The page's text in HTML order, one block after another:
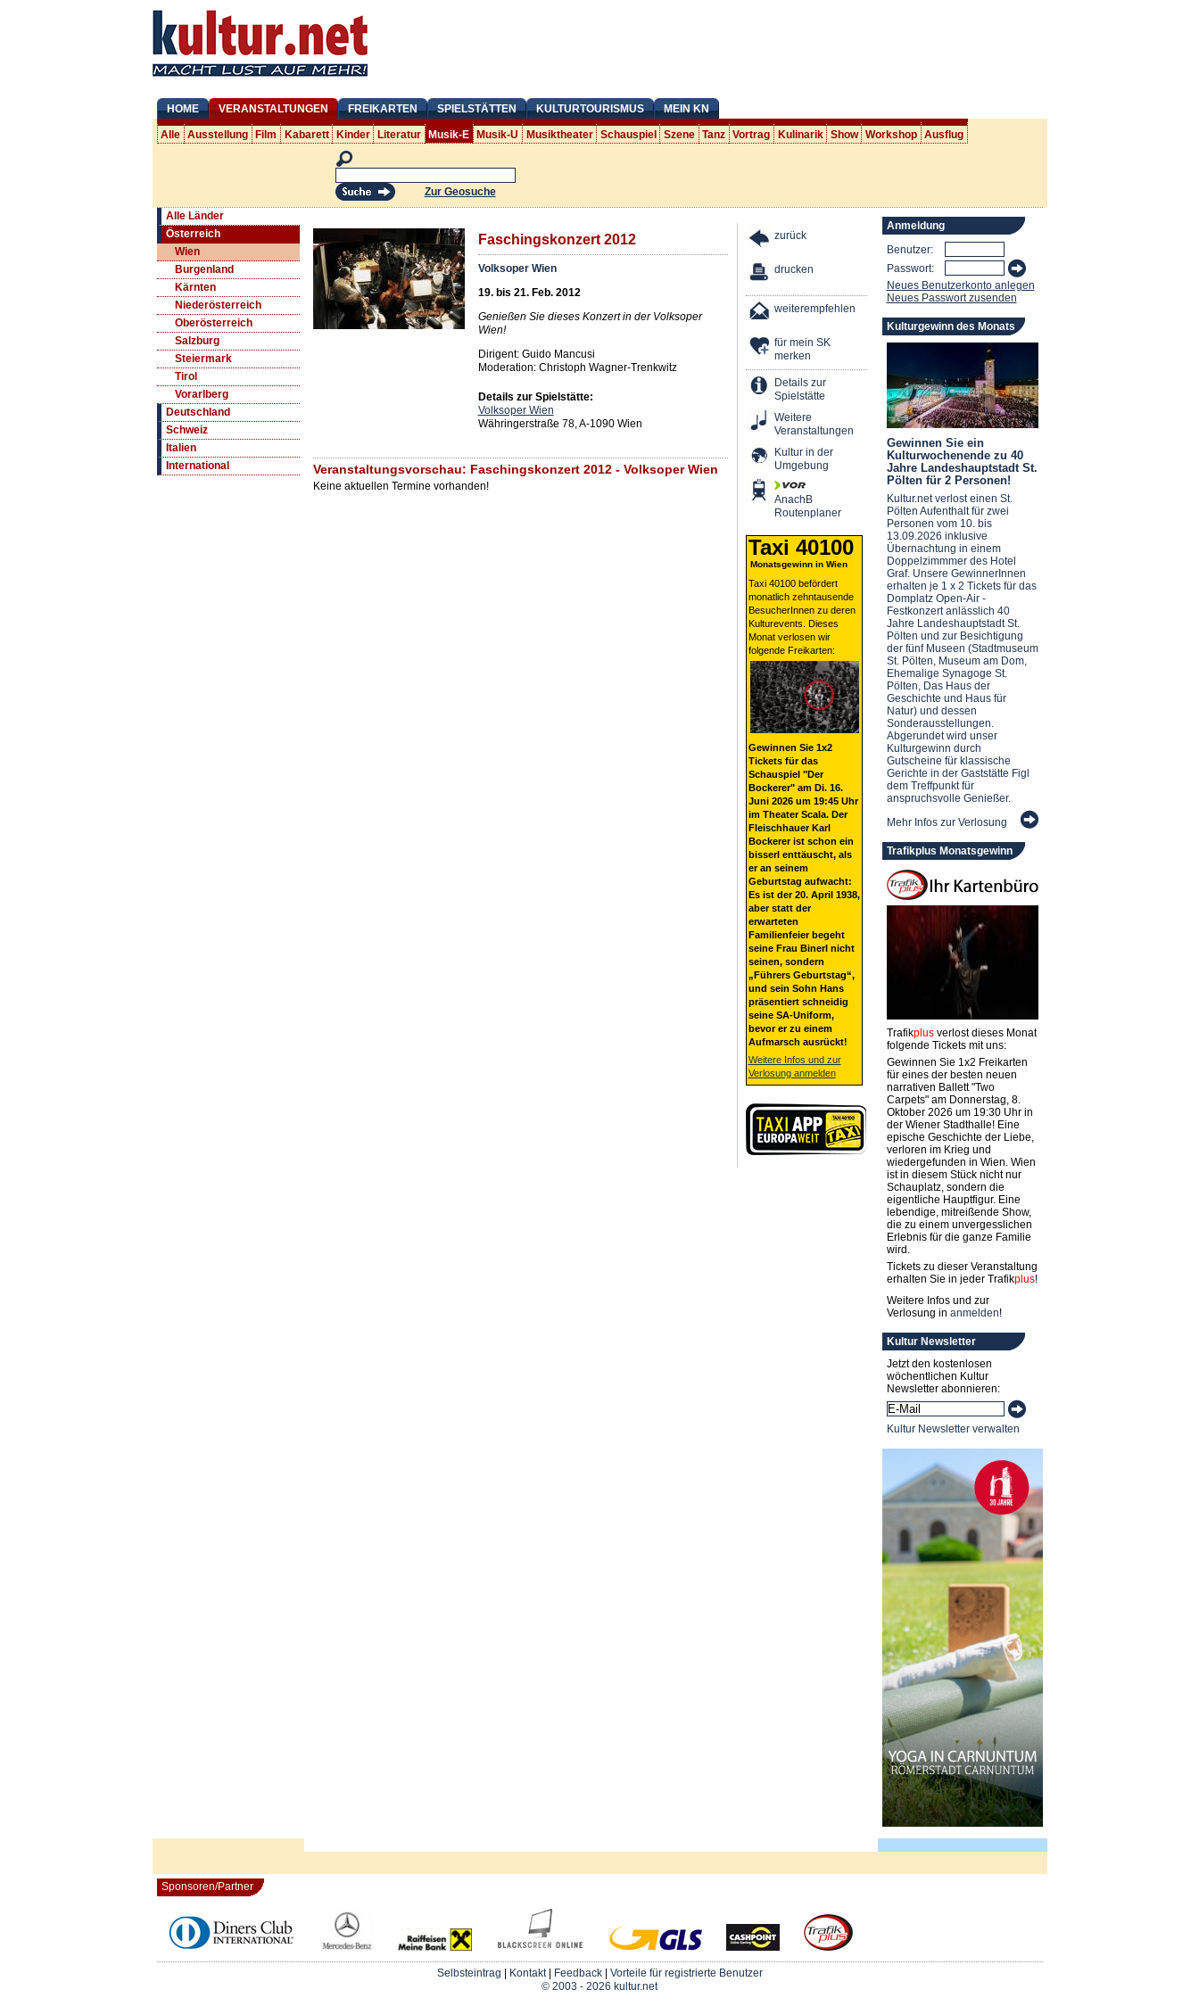
HOME VERANSTALTUNGEN FREIKARTEN SPIELSTÄTTEN KULTURTOURISMUS MEIN KN
Alle Ausstellung Film Kabarett Kinder Literatur Musik-E Musik-U Musiktheater Schauspiel Szene Tanz Vortrag Kulinarik Show Workshop Ausflug
Zur Geosuche
Alle Länder
Österreich
Wien
Burgenland
Kärnten
Niederösterreich
Oberösterreich
Salzburg
Steiermark
Tirol
Vorarlberg
Deutschland
Schweiz
Italien
International
Faschingskonzert 2012
Volksoper Wien
19. bis 21. Feb. 2012
Genießen Sie dieses Konzert in der Volksoper
Wien!
Dirigent: Guido Mancusi
Moderation: Christoph Wagner-Trenkwitz
Details zur Spielstätte:
Volksoper Wien
Währingerstraße 78, A-1090 Wien
Veranstaltungsvorschau: Faschingskonzert 2012 - Volksoper Wien
Keine aktuellen Termine vorhanden!
zurück
drucken
weiterempfehlen
für mein SK
merken
Details zur
Spielstätte
Weitere
Veranstaltungen
Kultur in der
Umgebung
AnachB
Routenplaner
Taxi 40100
Monatsgewinn in Wien
Taxi 40100 befördert
monatlich zehntausende
BesucherInnen zu deren
Kulturevents. Dieses
Monat verlosen wir
folgende Freikarten:
Gewinnen Sie 1x2
Tickets für das
Schauspiel "Der
Bockerer" am Di. 16.
Juni 2026 um 19:45 Uhr
im Theater Scala. Der
Fleischhauer Karl
Bockerer ist schon ein
bisserl enttäuscht, als
er an seinem
Geburtstag aufwacht:
Es ist der 20. April 1938,
aber statt der
erwarteten
Familienfeier begeht
seine Frau Binerl nicht
seinen, sondern
„Führers Geburtstag“,
und sein Sohn Hans
präsentiert schneidig
seine SA-Uniform,
bevor er zu einem
Aufmarsch ausrückt!
Weitere Infos und zur
Verlosung anmelden
Anmeldung
Benutzer:
Passwort:
Neues Benutzerkonto anlegen
Neues Passwort zusenden
Kulturgewinn des Monats
Gewinnen Sie ein
Kulturwochenende zu 40
Jahre Landeshauptstadt St.
Pölten für 2 Personen!
Kultur.net verlost einen St.
Pölten Aufenthalt für zwei
Personen vom 10. bis
13.09.2026 inklusive
Übernachtung in einem
Doppelzimmmer des Hotel
Graf. Unsere GewinnerInnen
erhalten je 1 x 2 Tickets für das
Domplatz Open-Air -
Festkonzert anlässlich 40
Jahre Landeshauptstadt St.
Pölten und zur Besichtigung
der fünf Museen (Stadtmuseum
St. Pölten, Museum am Dom,
Ehemalige Synagoge St.
Pölten, Das Haus der
Geschichte und Haus für
Natur) und dessen
Sonderausstellungen.
Abgerundet wird unser
Kulturgewinn durch
Gutscheine für klassische
Gerichte in der Gaststätte Figl
dem Treffpunkt für
anspruchsvolle Genießer.
Mehr Infos zur Verlosung
Trafikplus Monatsgewinn
Trafikplusverlost dieses Monat
folgende Tickets mit uns:
Gewinnen Sie 1x2 Freikarten
für eines der besten neuen
narrativen Ballett "Two
Carpets" am Donnerstag, 8.
Oktober 2026 um 19:30 Uhr in
der Wiener Stadthalle! Eine
epische Geschichte der Liebe,
verloren im Krieg und
wiedergefunden in Wien. Wien
ist in diesem Stück nicht nur
Schauplatz, sondern die
eigentliche Hauptfigur. Eine
lebendige, mitreißende Show,
die zu einem unvergesslichen
Erlebnis für die ganze Familie
wird.
Tickets zu dieser Veranstaltung
erhalten Sie in jeder Trafikplus!
Weitere Infos und zur
Verlosung in anmelden!
Kultur Newsletter
Jetzt den kostenlosen
wöchentlichen Kultur
Newsletter abonnieren:
Kultur Newsletter verwalten
Sponsoren/Partner
Selbsteintrag Kontakt| Feedback| Vorteile für registrierte Benutzer
© 2003 - 2026 kultur.net